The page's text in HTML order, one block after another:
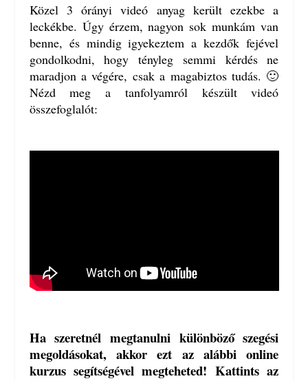
Közel 3 órányi videó anyag került ezekbe a
leckékbe. Úgy érzem, nagyon sok munkám van
benne, és mindig igyekeztem a kezdők fejével
gondolkodni, hogy tényleg semmi kérdés ne
maradjon a végére, csak a magabiztos tudás. 🙂
Nézd meg a tanfolyamról készült videó
összefoglalót:
Ha szeretnél megtanulni különböző szegési
megoldásokat, akkor ezt az alábbi online
kurzus segítségével megteheted! Kattints az